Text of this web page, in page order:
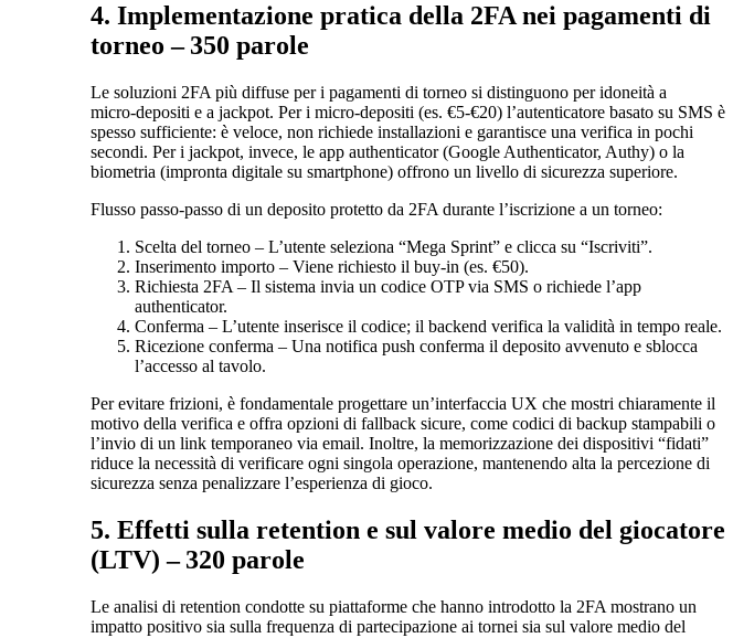
4. Implementazione pratica della 2FA nei pagamenti di
torneo – 350 parole
Le soluzioni 2FA più diffuse per i pagamenti di torneo si distinguono per idoneità a
micro‑depositi e a jackpot. Per i micro‑depositi (es. €5‑€20) l’autenticatore basato su SMS è
spesso sufficiente: è veloce, non richiede installazioni e garantisce una verifica in pochi
secondi. Per i jackpot, invece, le app authenticator (Google Authenticator, Authy) o la
biometria (impronta digitale su smartphone) offrono un livello di sicurezza superiore.
Flusso passo‑passo di un deposito protetto da 2FA durante l’iscrizione a un torneo:
Scelta del torneo – L’utente seleziona “Mega Sprint” e clicca su “Iscriviti”.
Inserimento importo – Viene richiesto il buy‑in (es. €50).
Richiesta 2FA – Il sistema invia un codice OTP via SMS o richiede l’app
authenticator.
Conferma – L’utente inserisce il codice; il backend verifica la validità in tempo reale.
Ricezione conferma – Una notifica push conferma il deposito avvenuto e sblocca
l’accesso al tavolo.
Per evitare frizioni, è fondamentale progettare un’interfaccia UX che mostri chiaramente il
motivo della verifica e offra opzioni di fallback sicure, come codici di backup stampabili o
l’invio di un link temporaneo via email. Inoltre, la memorizzazione dei dispositivi “fidati”
riduce la necessità di verificare ogni singola operazione, mantenendo alta la percezione di
sicurezza senza penalizzare l’esperienza di gioco.
5. Effetti sulla retention e sul valore medio del giocatore
(LTV) – 320 parole
Le analisi di retention condotte su piattaforme che hanno introdotto la 2FA mostrano un
impatto positivo sia sulla frequenza di partecipazione ai tornei sia sul valore medio del